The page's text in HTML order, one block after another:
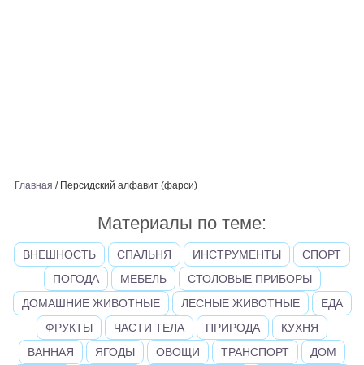
Главная / Персидский алфавит (фарси)
Материалы по теме:
ВНЕШНОСТЬ СПАЛЬНЯ ИНСТРУМЕНТЫ
СПОРТ
ПОГОДА
МЕБЕЛЬ
СТОЛОВЫЕ ПРИБОРЫ
ДОМАШНИЕ ЖИВОТНЫЕ
ЛЕСНЫЕ ЖИВОТНЫЕ
ЕДА
ФРУКТЫ
ЧАСТИ ТЕЛА ПРИРОДА
КУХНЯ
ВАННАЯ
ЯГОДЫ ОВОЩИ ТРАНСПОРТ
ДОМ